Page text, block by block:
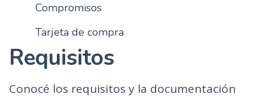
Compromisos
Tarjeta de compra
Requisitos
Conocé los requisitos y la documentación